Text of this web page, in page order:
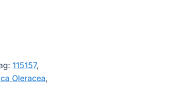
115157,
Oleracea,